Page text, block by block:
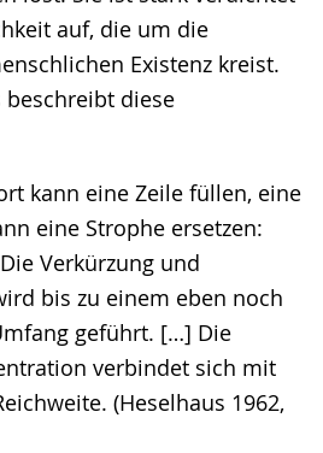
auf, die um die
Existenz kreist.
beschreibt diese
kann eine Zeile füllen, eine
eine Strophe ersetzen:
Verkürzung und
bis zu einem eben noch
geführt. […] Die
verbindet sich mit
(Heselhaus 1962,